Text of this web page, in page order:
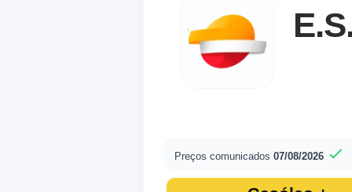
Preços comunicados07/08/2026
Preços atuais dos
Consulta os preços atuais do